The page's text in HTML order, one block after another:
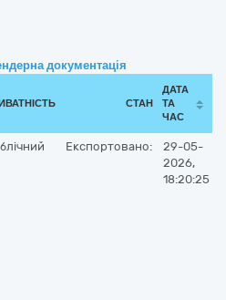
документація
СТАН
ДАТА
ТА
ЧАС
Експортовано:
29-05-
2026,
18:20:25